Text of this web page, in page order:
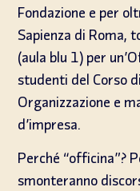
Fondazione e per
Sapienza di Roma,
(aula blu 1) per
studenti del Corso
Organizzazione e
d’impresa.
Perché “officina”?
smonteranno